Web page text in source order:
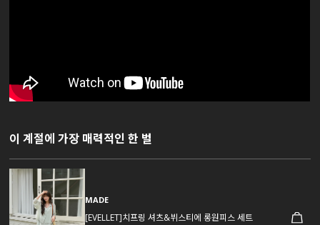
이 계절에 가장 매력적인 한 벌
MADE
[EVELLET]치프링 셔츠&뷔스티에 롱원피스 세트